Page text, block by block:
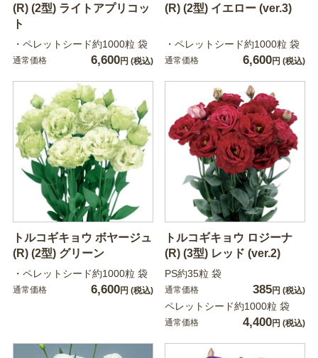
(R) (2型) ライトアプリコッ
ト
・ペレットシード約1000粒 袋
通常価格 6,600円 (税込)
(R) (2型) イエロー (ver.3)
・ペレットシード約1000粒 袋
通常価格 6,600円 (税込)
トルコギキョウ ボヤージュ
(R) (2型) グリーン
・ペレットシード約1000粒 袋
通常価格 6,600円 (税込)
トルコギキョウ ロジーナ
(R) (3型) レッド (ver.2)
PS約35粒 袋
通常価格 385円 (税込)
ペレットシード約1000粒 袋
通常価格 4,400円 (税込)